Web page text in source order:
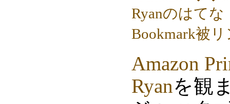
Amazon
Ryanを観